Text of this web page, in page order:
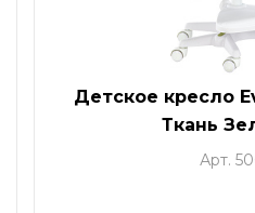
Детское кресло
Ткань
Арт.